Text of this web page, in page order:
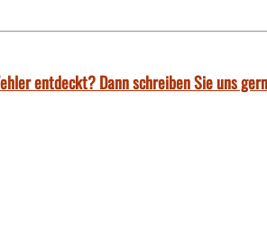
entdeckt? Dann schreiben Sie uns